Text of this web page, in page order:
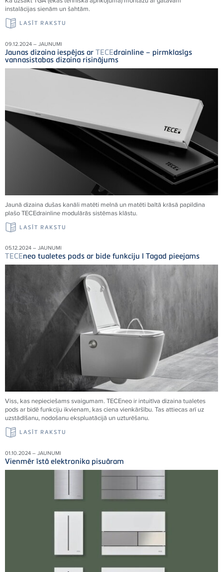
instalācijas sienām un šahtām.
LASĪT RAKSTU
09.12.2024 – JAUNUMI
Jaunas dizaina iespējas ar TECEdrainline – pirmklasīgs
vannasistabas dizaina risinājums
Jaunā dizaina dušas kanāli matēti melnā un matēti baltā krāsā papildina
plašoTECEdrainline modulārās sistēmas klāstu.
LASĪT RAKSTU
05.12.2024 – JAUNUMI
TECEneo tualetes pods ar bide funkciju I Tagad pieejams
Viss, kas nepieciešams svaigumam. TECEneo ir intuitīva dizaina tualetes
pods ar bidē funkciju ikvienam, kas ciena vienkāršību. Tas attiecas arī uz
uzstādīšanu, nodošanu ekspluatācijā un uzturēšanu.
LASĪT RAKSTU
01.10.2024 – JAUNUMI
Vienmēr īstā elektronika pisuāram